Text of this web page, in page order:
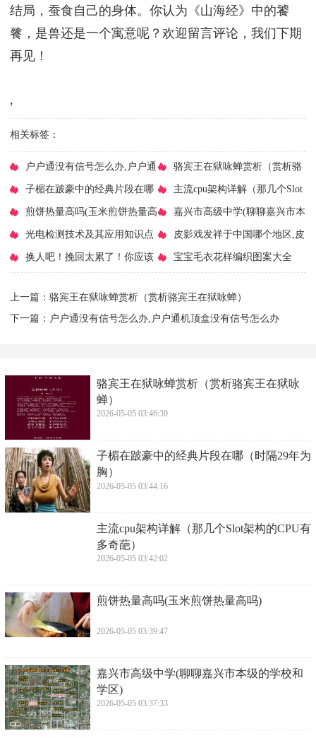
结局，蚕食自己的身体。你认为《山海经》中的饕
餮，是兽还是一个寓意呢？欢迎留言评论，我们下期
再见！
,
相关标签：
​户户通没有信号怎么办,户户通
机顶盒没有信号怎么办
​骆宾王在狱咏蝉赏析（赏析骆
宾王在狱咏蝉）
子楣在跛豪中的经典片段在哪
（时隔29年为胸）
​主流cpu架构详解（那几个Slot
架构的CPU有多奇葩）
煎饼热量高吗(玉米煎饼热量高
吗)
​嘉兴市高级中学(聊聊嘉兴市本
级的学校和学区)
​光电检测技术及其应用知识点
一分钟读懂光学检测技术
​皮影戏发祥于中国哪个地区,皮
影戏是中国哪个地区
​换人吧！挽回太累了！你应该 ​宝宝毛衣花样编织图案大全
上一篇： ​骆宾王在狱咏蝉赏析（赏析骆宾王在狱咏蝉）
下一篇： ​户户通没有信号怎么办,户户通机顶盒没有信号怎么办
​骆宾王在狱咏蝉赏析（赏析骆宾王在狱咏
蝉）
2026-05-05 03:46:30
子楣在跛豪中的经典片段在哪（时隔29年为
胸）
2026-05-05 03:44:16
​主流cpu架构详解（那几个Slot架构的CPU有
多奇葩）
2026-05-05 03:42:02
煎饼热量高吗(玉米煎饼热量高吗)
2026-05-05 03:39:47
​嘉兴市高级中学(聊聊嘉兴市本级的学校和
学区)
2026-05-05 03:37:33